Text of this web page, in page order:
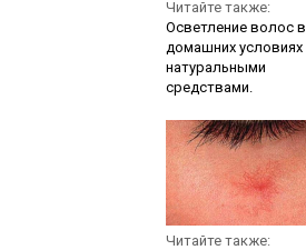
Читайте также:
Осветление волос в
домашних условиях
натуральными
средствами.
Читайте также: